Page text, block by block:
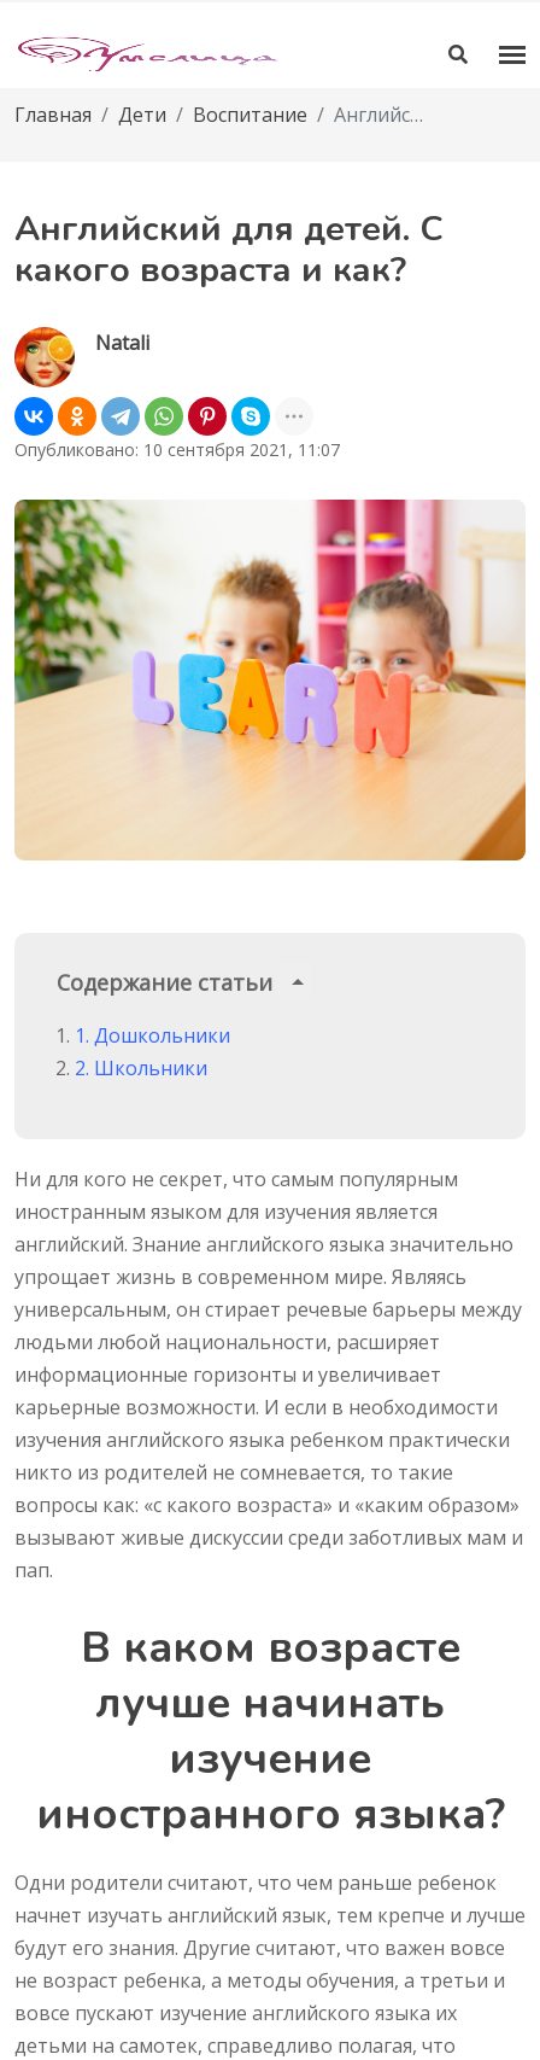
Главная Дети Воспитание Английский для детей. С какого возраста и как?
Английский для детей. С
какого возраста и как?
Natali
Опубликовано: 10 сентября 2021, 11:07
Содержание статьи
1. Дошкольники
2. Школьники
Ни для кого не секрет, что самым популярным
иностранным языком для изучения является
английский. Знание английского языка значительно
упрощает жизнь в современном мире. Являясь
универсальным, он стирает речевые барьеры между
людьми любой национальности, расширяет
информационные горизонты и увеличивает
карьерные возможности. И если в необходимости
изучения английского языка ребенком практически
никто из родителей не сомневается, то такие
вопросы как: «с какого возраста» и «каким образом»
вызывают живые дискуссии среди заботливых мам и
пап.
В каком возрасте
лучше начинать
изучение
иностранного языка?
Одни родители считают, что чем раньше ребенок
начнет изучать английский язык, тем крепче и лучше
будут его знания. Другие считают, что важен вовсе
не возраст ребенка, а методы обучения, а третьи и
вовсе пускают изучение английского языка их
детьми на самотек, справедливо полагая, что